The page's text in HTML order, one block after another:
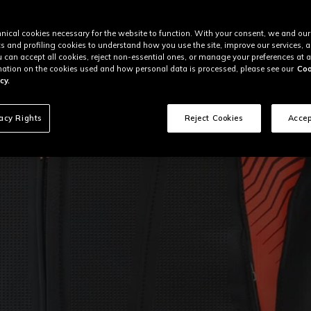
cookies necessary for the website to function. With your consent, we and
and profiling cookies to understand how you use the site, improve our services,
can accept all cookies, reject non-essential ones, or manage your preferences at
on the cookies used and how personal data is processed, please see our
Rights Reject Cookies